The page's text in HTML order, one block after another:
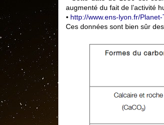
augmenté du fait de l’activité
⦁ http://www.ens-lyon.fr/Planet-
Ces données sont bien sûr